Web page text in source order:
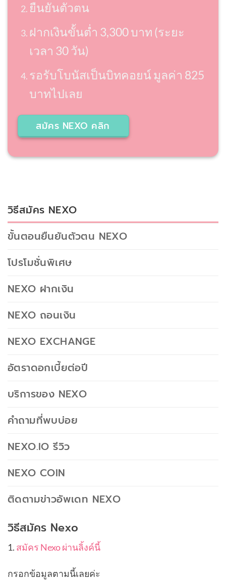
ยืนยันตัวตน
ฝากเงินขั้นต่ำ 3,300 บาท (ระยะ
เวลา 30 วัน)
รอรับโบนัสเป็นบิทคอยน์ มูลค่า 825
บาทไปเลย
สมัคร NEXO คลิก
วิธีสมัคร NEXO
ขั้นตอนยืนยันตัวตน NEXO
โปรโมชั่นพิเศษ
NEXO ฝากเงิน
NEXO ถอนเงิน
NEXO EXCHANGE
อัตราดอกเบี้ยต่อปี
บริการของ NEXO
คำถามที่พบบ่อย
NEXO.IO รีวิว
NEXO COIN
ติดตามข่าวอัพเดท NEXO
วิธีสมัคร Nexo
1. สมัคร Nexo ผ่านลิ้งค์นี้
กรอกข้อมูลตามนี้เลยค่ะ